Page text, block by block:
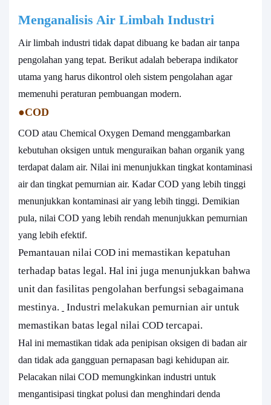
Menganalisis Air Limbah Industri
Air limbah industri tidak dapat dibuang ke badan air tanpa
pengolahan yang tepat. Berikut adalah beberapa indikator
utama yang harus dikontrol oleh sistem pengolahan agar
memenuhi peraturan pembuangan modern.
●COD
COD atau Chemical Oxygen Demand menggambarkan
kebutuhan oksigen untuk menguraikan bahan organik yang
terdapat dalam air. Nilai ini menunjukkan tingkat kontaminasi
air dan tingkat pemurnian air. Kadar COD yang lebih tinggi
menunjukkan kontaminasi air yang lebih tinggi. Demikian
pula, nilai COD yang lebih rendah menunjukkan pemurnian
yang lebih efektif.
Pemantauan nilai COD ini memastikan kepatuhan
terhadap batas legal. Hal ini juga menunjukkan bahwa
unit dan fasilitas pengolahan berfungsi sebagaimana
mestinya.
Industri melakukan pemurnian air untuk
memastikan batas legal nilai COD tercapai.
Hal ini memastikan tidak ada penipisan oksigen di badan air
dan tidak ada gangguan pernapasan bagi kehidupan air.
Pelacakan nilai COD memungkinkan industri untuk
mengantisipasi tingkat polusi dan menghindari denda